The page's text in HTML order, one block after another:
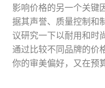
影响价格的另一个关键
据其声誉、质量控制和
议研究一下以耐用和时
通过比较不同品牌的价
你的审美偏好，又在预